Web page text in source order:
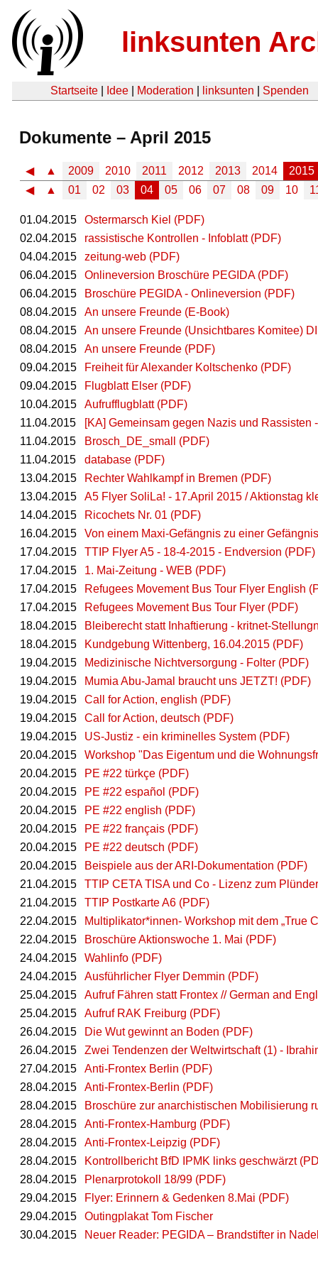
linksunten
Startseite Idee Moderation linksunten Spenden
Dokumente – April 2015
◀ ▲ 2009 2010 2011 2012 2013 2014
2015
◀
▲ 01 02 03 04 05 06 07 08 09 10
01.04.2015
Ostermarsch Kiel (PDF)
02.04.2015
rassistische Kontrollen - Infoblatt (PDF)
04.04.2015
zeitung-web (PDF)
06.04.2015
Onlineversion Broschüre PEGIDA (PDF)
06.04.2015
Broschüre PEGIDA - Onlineversion (PDF)
08.04.2015
An unsere Freunde (E-Book)
08.04.2015
An unsere Freunde (Unsichtbares Komitee)
08.04.2015
An unsere Freunde (PDF)
09.04.2015
Freiheit für Alexander Koltschenko (PDF)
09.04.2015
Flugblatt Elser (PDF)
10.04.2015
Aufrufflugblatt (PDF)
11.04.2015
[KA] Gemeinsam gegen Nazis und Rassisten
11.04.2015
Brosch_DE_small (PDF)
11.04.2015
database (PDF)
13.04.2015
Rechter Wahlkampf in Bremen (PDF)
13.04.2015
A5 Flyer SoliLa! - 17.April 2015 / Aktionstag
14.04.2015
Ricochets Nr. 01 (PDF)
16.04.2015
Von einem Maxi-Gefängnis zu einer
17.04.2015
TTIP Flyer A5 - 18-4-2015 - Endversion (PDF)
17.04.2015
1. Mai-Zeitung - WEB (PDF)
17.04.2015
Refugees Movement Bus Tour Flyer English
17.04.2015
Refugees Movement Bus Tour Flyer (PDF)
18.04.2015
Bleiberecht statt Inhaftierung - kritnet-
18.04.2015
Kundgebung Wittenberg, 16.04.2015 (PDF)
19.04.2015
Medizinische Nichtversorgung - Folter (PDF)
19.04.2015
Mumia Abu-Jamal braucht uns JETZT! (PDF)
19.04.2015
Call for Action, english (PDF)
19.04.2015
Call for Action, deutsch (PDF)
19.04.2015
US-Justiz - ein kriminelles System (PDF)
20.04.2015
Workshop "Das Eigentum und die
20.04.2015
PE #22 türkçe (PDF)
20.04.2015
PE #22 español (PDF)
20.04.2015
PE #22 english (PDF)
20.04.2015
PE #22 français (PDF)
20.04.2015
PE #22 deutsch (PDF)
20.04.2015
Beispiele aus der ARI-Dokumentation (PDF)
21.04.2015
TTIP CETA TISA und Co - Lizenz zum
21.04.2015
TTIP Postkarte A6 (PDF)
22.04.2015
Multiplikator*innen- Workshop mit dem „True
22.04.2015
Broschüre Aktionswoche 1. Mai (PDF)
24.04.2015
Wahlinfo (PDF)
24.04.2015
Ausführlicher Flyer Demmin (PDF)
25.04.2015
Aufruf Fähren statt Frontex // German and
25.04.2015
Aufruf RAK Freiburg (PDF)
26.04.2015
Die Wut gewinnt an Boden (PDF)
26.04.2015
Zwei Tendenzen der Weltwirtschaft (1) -
27.04.2015
Anti-Frontex Berlin (PDF)
28.04.2015
Anti-Frontex-Berlin (PDF)
28.04.2015
Broschüre zur anarchistischen Mobilisierung
28.04.2015
Anti-Frontex-Hamburg (PDF)
28.04.2015
Anti-Frontex-Leipzig (PDF)
28.04.2015
Kontrollbericht BfD IPMK links geschwärzt
28.04.2015
Plenarprotokoll 18/99 (PDF)
29.04.2015
Flyer: Erinnern & Gedenken 8.Mai (PDF)
29.04.2015
Outingplakat Tom Fischer
30.04.2015
Neuer Reader: PEGIDA – Brandstifter in